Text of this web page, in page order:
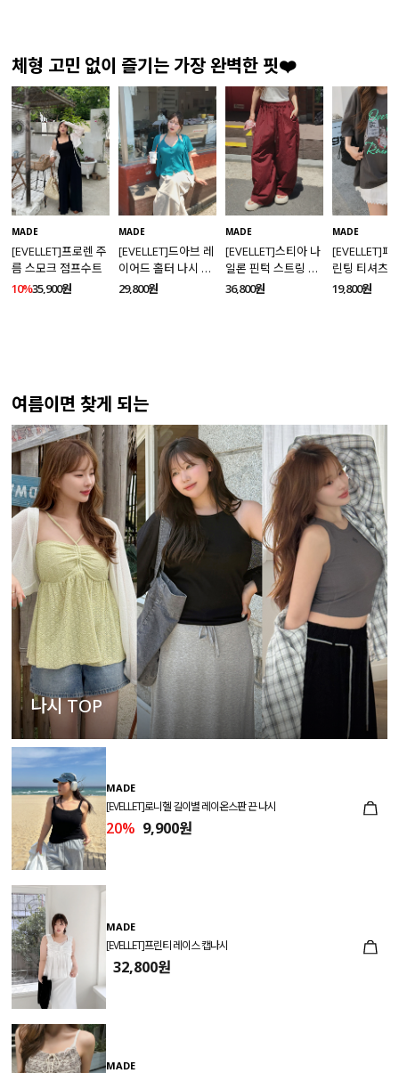
체형 고민 없이 즐기는 가장 완벽한 핏❤️
MADE
[EVELLET]프로렌 주
름 스모크 점프수트
10%35,900원
MADE
[EVELLET]드아브 레
이어드 홀터 나시 가
디건 티셔츠
29,800원
MADE
[EVELLET]스티아 나
일론 핀턱 스트링 커
브드 밴딩팬츠
36,800원
MADE
[EVELLET]페
린팅 티셔츠
19,800원
여름이면 찾게 되는
나시 TOP
MADE
[EVELLET]로니헬 길이별 레이온스판 끈 나시
20% 9,900원
MADE
[EVELLET]프린티 레이스 캡나시
32,800원
MADE